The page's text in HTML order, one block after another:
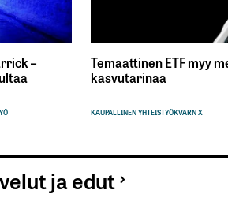
– Temaattinen ETF myy
kasvutarinaa
KAUPALLINEN YHTEISTYÖKVARN X
ja edut